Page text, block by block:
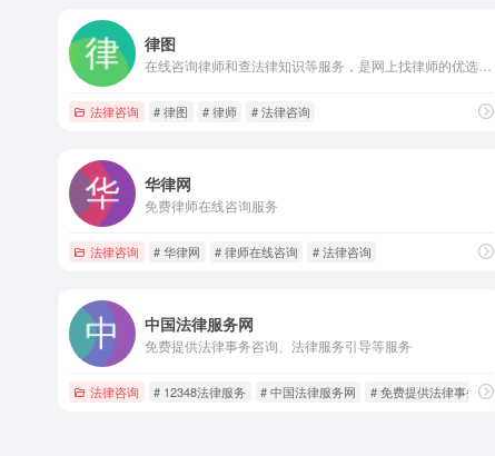
律图
法律咨询 # 律图 # 律师 # 法律咨询
华律网
免费律师在线咨询服务
法律咨询 # 华律网 # 律师在线咨询 # 法律咨询
中国法律服务网
免费提供法律事务咨询、法律服务引导等服务
法律咨询 # 12348法律服务 # 中国法律服务网 # 免费提供法律事务咨询